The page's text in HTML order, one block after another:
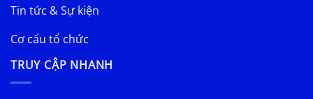
Tin tức & Sự kiện
Cơ cấu tổ chức
TRUY CẬP NHANH